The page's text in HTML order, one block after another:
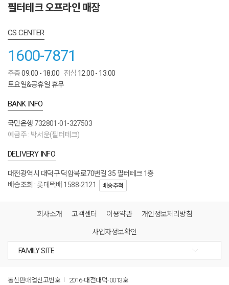
필터테크 오프라인 매장
CS CENTER
1600-7871
주중09:00 - 18:00 점심 12:00 - 13:00
토요일&공휴일 휴무
BANK INFO
국민은행 732801-01-327503
예금주 : 박서윤(필터테크)
DELIVERY INFO
대전광역시 대덕구 덕암북로70번길 35 필터테크 1층
배송조회 : 롯데택배 1588-2121
배송추적
회사소개 고객센터 이용약관 개인정보처리방침
사업자정보확인
통신판매업신고번호 2016-대전대덕-0013호